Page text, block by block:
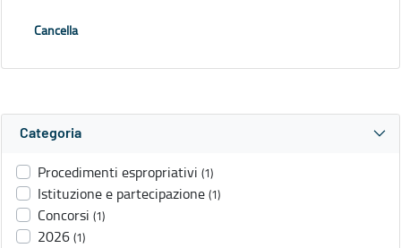
Cancella
Categoria
Procedimenti espropriativi (1)
Istituzione e partecipazione (1)
Concorsi (1)
2026 (1)